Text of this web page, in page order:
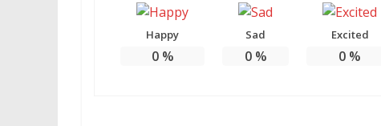
Happy
0%
Sad
0%
Excited
0 %